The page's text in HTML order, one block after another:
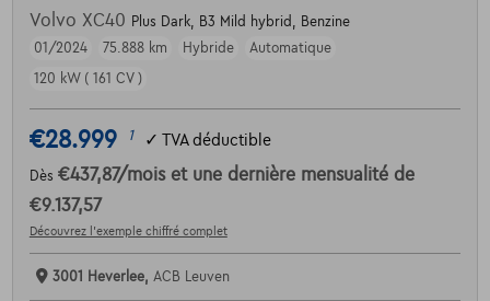
Volvo XC40 Plus Dark, B3 Mild hybrid, Benzine
01/2024
75.888 km Hybride
Automatique
120 kW ( 161 CV )
€28.999 1 ✓ TVA déductible
Dès €437,87/mois et une dernière mensualité de
€9.137,57
Découvrez l’exemple chiffré complet
3001 Heverlee, ACB Leuven